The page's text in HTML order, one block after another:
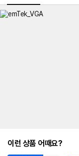
이런 상품 어때요?